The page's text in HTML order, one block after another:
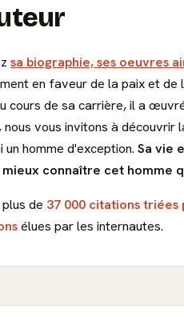
sa biographie, ses oeuvres
en faveur de la paix et
cours de sa carrière, il a
vous invitons à
homme d'exception. Sa vie
connaître cet homme
de 37 000 citations triées
élues par les internautes.